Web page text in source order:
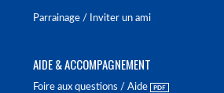
Parrainage / Inviter un ami
AIDE & ACCOMPAGNEMENT
Foire aux questions / Aide